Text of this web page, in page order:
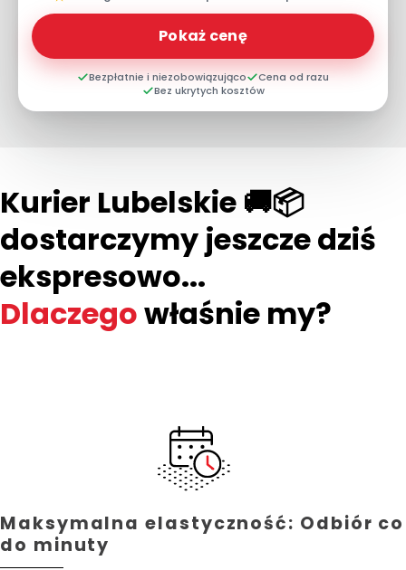
Pokaż cenę
Bezpłatnie i niezobowiązująco
Cena od razu
Bez ukrytych kosztów
Kurier Lubelskie 🚚📦
dostarczymy jeszcze dziś
ekspresowo...
Dlaczegowłaśnie my?
Maksymalna elastyczność: Odbiór co
do minuty